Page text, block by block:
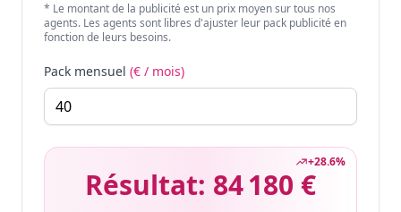
* Le montant de la publicité est un prix moyen sur tous nos
agents. Les agents sont libres d'ajuster leur pack publicité en
fonction de leurs besoins.
Pack mensuel (€ / mois)
+28.6%
Résultat: 84 180 €